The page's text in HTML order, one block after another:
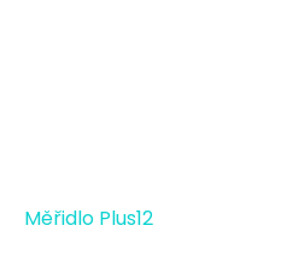
Měřidlo Plus12